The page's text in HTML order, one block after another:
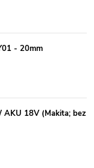
- 20mm
AKU 18V (Makita; bez